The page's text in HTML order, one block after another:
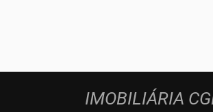
IMOBILIÁRIA